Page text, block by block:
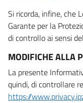
Si ricorda, infine, che
Garante per la
di controllo ai sensi
MODIFICHE ALLA
La presente
quindi, di controllare
https://